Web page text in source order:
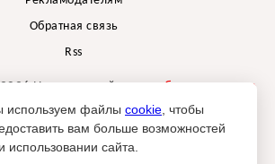
Обратная связь
Rss
Независимый проектбрендингового
агентства Depot
Sostav.ru допустимо только при
указании источника.
используем файлы cookie , чтобы
вам больше возможностей
использовании сайта.